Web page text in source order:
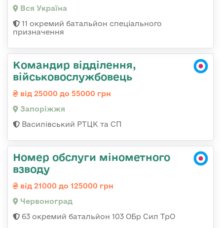
Вся Україна
11 окремий батальйон спеціального
призначення
Командир відділення,
військовослужбовець
від 25000 до 55000 грн
Запоріжжя
Василівський РТЦК та СП
Номер обслуги мінометного
взводу
від 21000 до 125000 грн
Червоноград
63 окремий батальйон 103 ОБр Сил ТрО